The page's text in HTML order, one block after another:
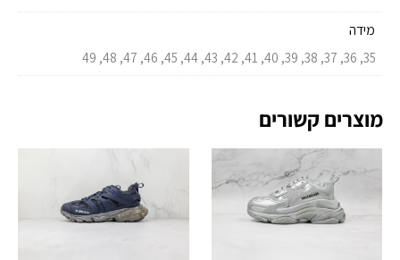
מידה
35, 36, 37, 38, 39, 40, 41, 42, 43, 44, 45, 46, 47, 48, 49
מוצרים קשורים